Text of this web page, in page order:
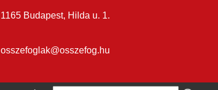
1165 Budapest, Hilda u. 1.
osszefoglak@osszefog.hu